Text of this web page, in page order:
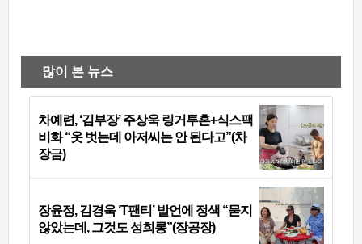
많이 본 뉴스
차예련, ‘김부장’ 주상욱 링거투혼+식스팩
비화 “옷 벗는데 아저씨는 안 된다고”(차
장금)
장윤정, 김경욱 ‘T팬티’ 발언에 정색 “묻지
않았는데, 그것도 성희롱”(장공장)